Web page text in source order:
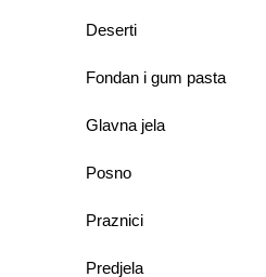
Deserti
Fondan i gum pasta
Glavna jela
Posno
Praznici
Predjela